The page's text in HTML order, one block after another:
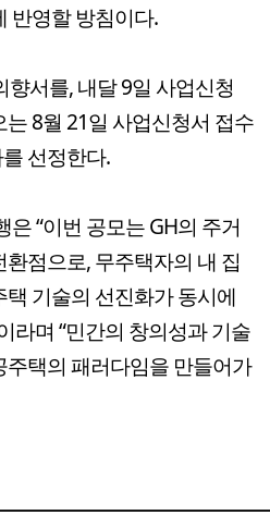
반영할 방침이다.
서를, 내달 9일 사업신청
8월 21일 사업신청서 접수
선정한다.
“이번 공모는 GH의 주거
점으로, 무주택자의 내 집
기술의 선진화가 동시에
라며 “민간의 창의성과 기술
택의 패러다임을 만들어가